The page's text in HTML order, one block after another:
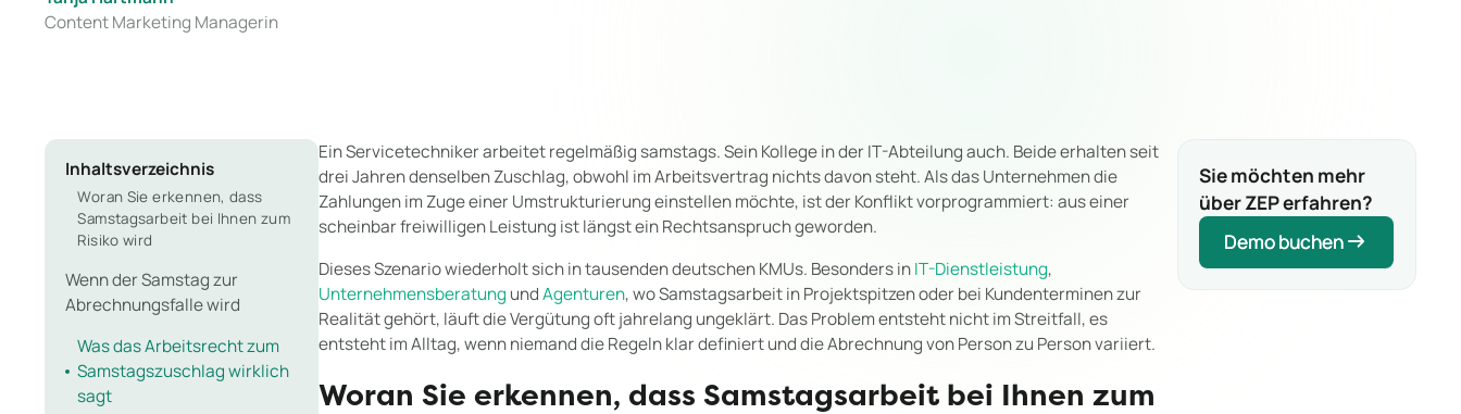
Content Marketing Managerin
Inhaltsverzeichnis
Woran Sie erkennen, dass
Samstagsarbeit bei Ihnen zum
Risiko wird
Wenn der Samstag zur
Abrechnungsfalle wird
Was das Arbeitsrecht zum
Samstagszuschlag wirklich
sagt
Ein Servicetechniker arbeitet regelmäßig samstags. Sein Kollege in der IT-Abteilung auch. Beide erhalten seit
drei Jahren denselben Zuschlag, obwohl im Arbeitsvertrag nichts davon steht. Als das Unternehmen die
Zahlungen im Zuge einer Umstrukturierung einstellen möchte, ist der Konflikt vorprogrammiert: aus einer
scheinbar freiwilligen Leistung ist längst ein Rechtsanspruch geworden.
Dieses Szenario wiederholt sich in tausenden deutschen KMUs. Besonders inIT-Dienstleistung,
Unternehmensberatung undAgenturen, wo Samstagsarbeit in Projektspitzen oder bei Kundenterminen zur
Realität gehört, läuft die Vergütung oft jahrelang ungeklärt. Das Problem entsteht nicht im Streitfall, es
entsteht im Alltag, wenn niemand die Regeln klar definiert und die Abrechnung von Person zu Person variiert.
Woran Sie erkennen, dass Samstagsarbeit bei Ihnen zum
Sie möchten mehr
über ZEP erfahren?
Demo buchen
Demo buchen